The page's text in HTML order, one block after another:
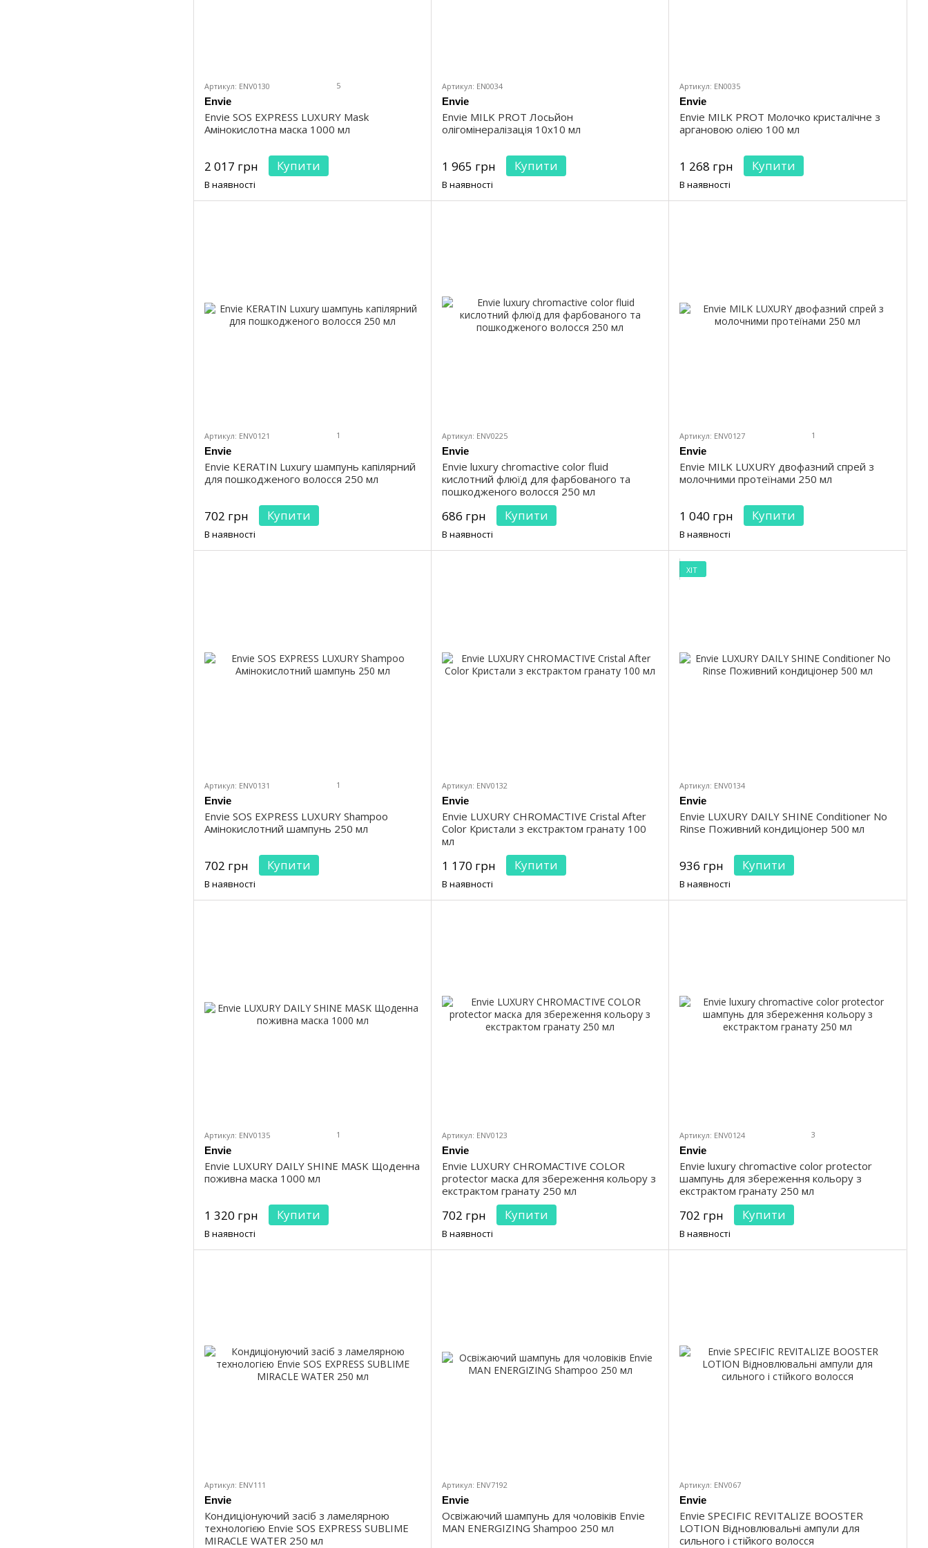
Артикул: ENV0130 5
Envie
Envie SOS EXPRESS LUXURY Mask
Амінокислотна маска 1000 мл
2 017 грн Купити
В наявності
Артикул: EN0034
Envie
Envie MILK PROT Лосьйон
олігомінералізація 10x10 мл
1 965 грн Купити
В наявності
Артикул: EN0035
Envie
Envie MILK PROT Молочко кристалічне з
аргановою олією 100 мл
1 268 грн Купити
В наявності
Артикул: ENV0121 1
Envie
Envie KERATIN Luxury шампунь капілярний
для пошкодженого волосся 250 мл
702 грн Купити
В наявності
Артикул: ENV0225
Envie
Envie luxury chromactive color fluid
кислотний флюїд для фарбованого та
пошкодженого волосся 250 мл
686 грн Купити
В наявності
Артикул: ENV0127 1
Envie
Envie MILK LUXURY двофазний спрей з
молочними протеїнами 250 мл
1 040 грн Купити
В наявності
Артикул: ENV0131 1
Envie
Envie SOS EXPRESS LUXURY Shampoo
Амінокислотний шампунь 250 мл
702 грн Купити
В наявності
Артикул: ENV0132
Envie
Envie LUXURY CHROMAСTIVE Cristal After
Color Кристали з екстрактом гранату 100
мл
1 170 грн Купити
В наявності
ХІТ
Артикул: ENV0134
Envie
Envie LUXURY DAILY SHINE Conditioner No
Rinse Поживний кондиціонер 500 мл
936 грн Купити
В наявності
Артикул: ENV0135 1
Envie
Envie LUXURY DAILY SHINE MASK Щоденна
поживна маска 1000 мл
1 320 грн Купити
В наявності
Артикул: ENV0123
Envie
Envie LUXURY CHROMAСTIVE COLOR
protector маска для збереження кольору з
екстрактом гранату 250 мл
702 грн Купити
В наявності
Артикул: ENV0124 3
Envie
Envie luxury chromaсtive color protector
шампунь для збереження кольору з
екстрактом гранату 250 мл
702 грн Купити
В наявності
Артикул: ENV111
Envie
Кондиціонуючий засіб з ламелярною
технологією Envie SOS EXPRESS SUBLIME
MIRACLE WATER 250 мл
Артикул: ENV7192
Envie
Освіжаючий шампунь для чоловіків Envie
MAN ENERGIZING Shampoo 250 мл
Артикул: ENV067
Envie
Envie SPECIFIC REVITALIZE BOOSTER
LOTION Відновлювальні ампули для
сильного і стійкого волосся